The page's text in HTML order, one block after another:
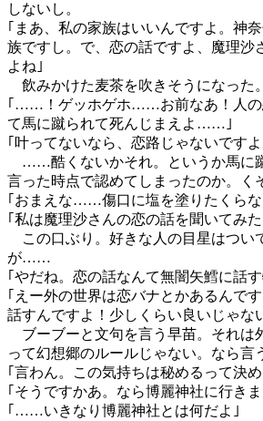
しないし。
｢まあ、私の家族はいいんですよ。神
族ですし。で、恋の話ですよ、魔理沙
よね｣
飲みかけた麦茶を吹きそうになった。
｢……！ゲッホゲホ……お前なあ！人の
て馬に蹴られて死んじまえよ……｣
｢叶ってないなら、恋路じゃないです
……酷くないかそれ。というか馬に
言った時点で認めてしまったのか。く
｢おまえな……傷口に塩を塗りたくら
｢私は魔理沙さんの恋の話を聞いてみ
この口ぶり。好きな人の目星はつい
が……
｢やだね。恋の話なんて無闇矢鱈に話
｢えー外の世界は恋バナとかあるんで
話すんですよ！少しくらい良いじゃな
ブーブーと文句を言う早苗。それは
って幻想郷のルールじゃない。なら言
｢言わん。この気持ちは秘めるって決
｢そうですかあ。なら博麗神社に行き
｢……いきなり博麗神社とは何だよ｣